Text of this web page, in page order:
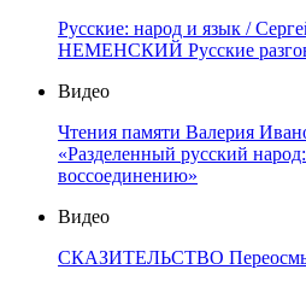
Русские: народ и язык /
НЕМЕНСКИЙ Русские
Видео
Чтения памяти Валерия
«Разделенный русский
воссоединению»
Видео
СКАЗИТЕЛЬСТВО